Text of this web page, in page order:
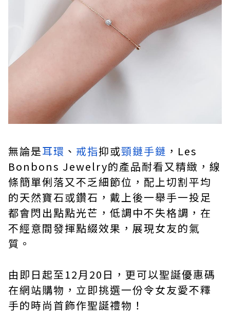
無論是耳環 、 戒指抑或頸鏈手鏈 ，Les
Bonbons Jewelry的產品耐看又精緻，線
條簡單俐落又不乏細節位，配上切割平均
的天然寶石或鑽石，戴上後一舉手一投足
都會閃出點點光芒，低調中不失格調，在
不經意間發揮點綴效果，展現女友的氣
質。
由即日起至12月20日，更可以聖誕優惠碼
在網站購物，立即挑選一份令女友愛不釋
手的時尚首飾作聖誕禮物！